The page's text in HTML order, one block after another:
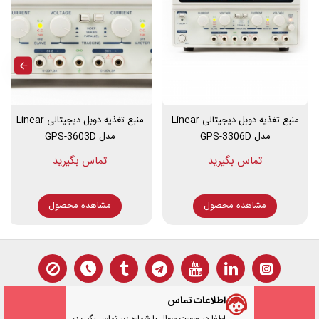
می توان از راه دور با استفاده ازرابط LAN و رایانه شخصی اداره کرد.
منبع تغذیهGPS
نوعمنبع تغذیه
دامنه ولتاژ DC : دارای 3 کانال خروجی, کانال 1: 0 تا 30 ولت
و کانال 2 : 0 تا 30 ولت و کانال 3 : 2.5/ 3.3/5 ولت
و کانال 2 : 0 تا 3 آمپر و کانال 3 : حداکثر 3 آمپر فیکس
قابلیت تراکینگ و سری و موازی نمودن کانال 1 و 2
دارای فن خنک کننده هوشمند/ قابلیت اتصال به کامپیوتر
امکانات جانبی : دارای کلید قطع و وصل خروجی به طور
منبع تغذیه دوبل دیجیتالی Linear
مدل GPS-3306D
مشاهده محصول
منبع تغذیه دوبل دیجیتالی Linear
مدل GPS-3603D
مشاهده محصول
اطلاعات تماس